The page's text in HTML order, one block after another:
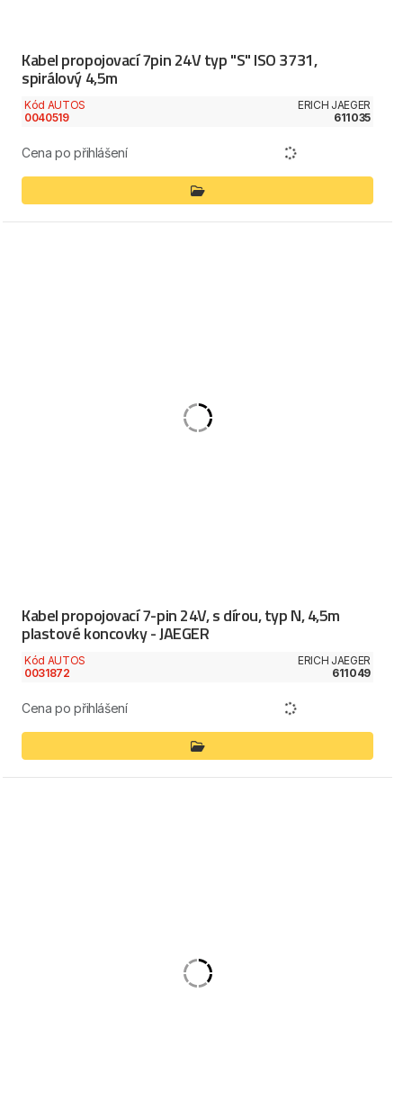
Kabel propojovací 7pin 24V typ "S" ISO 3731,
spirálový 4,5m
Kód AUTOS
0040519
ERICH JAEGER
611035
Cena po přihlášení
Kabel propojovací 7-pin 24V, s dírou, typ N, 4,5m
plastové koncovky - JAEGER
Kód AUTOS
0031872
ERICH JAEGER
611049
Cena po přihlášení